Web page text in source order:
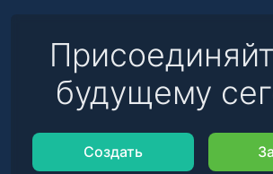
будущему
Создать